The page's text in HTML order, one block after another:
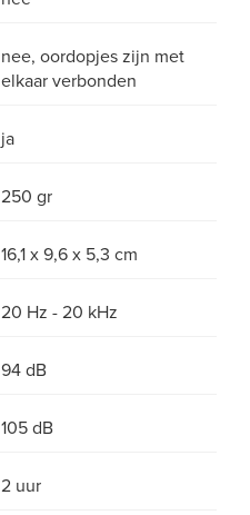
nee, oordopjes zijn met
elkaar verbonden
ja
250 gr
16,1 x 9,6 x 5,3 cm
20 Hz - 20 kHz
94 dB
105 dB
2 uur